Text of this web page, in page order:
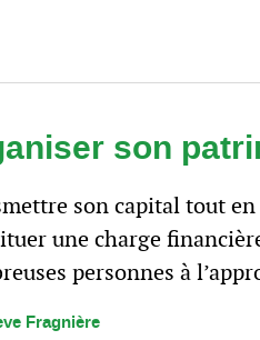
son
son capital tout en
une charge
personnes à
Fragnière